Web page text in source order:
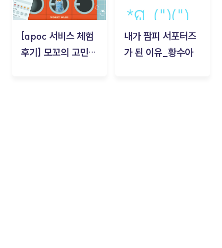
[apoc 서비스 체험
후기] 모꼬의 고민세
내가 팜피 서포터즈
가 된 이유_황수아